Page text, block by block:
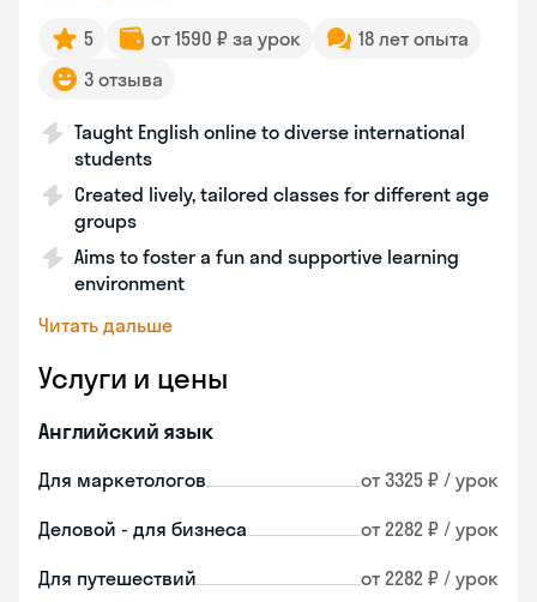
5 от 1590 ₽ за урок
18 лет опыта
3 отзыва
Taught English online to diverse international
students
Created lively, tailored classes for different age
groups
Aims to foster a fun and supportive learning
environment
Читать дальше
Услуги и цены
Английский язык
Для маркетологов от 3325 ₽ / урок
Деловой - для бизнеса от 2282 ₽ / урок
Для путешествий от 2282 ₽ / урок